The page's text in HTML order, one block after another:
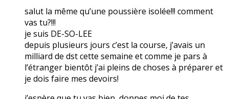
salut la même qu’une poussière isolée!!! comment
vas tu?!!!
je suis DE-SO-LEE
depuis plusieurs jours c’est la course, j’avais un
milliard de dst cette semaine et comme je pars à
l’étranger bientôt j’ai pleins de choses à préparer et
je dois faire mes devoirs!